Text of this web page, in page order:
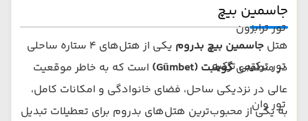
تور ترابزون
تور ترکیبی ترکیه
تور وان
جاسمین بیچ
هتل جاسمین بیچ بدروم
یکی از هتل‌های ۴ ستاره ساحلی
در منطقه‌یگومبت (Gümbet)
است که به خاطر موقعیت
عالی در نزدیکی ساحل، فضای خانوادگی و امکانات کامل،
به یکی از محبوب‌ترین هتل‌های بدروم برای تعطیلات تبدیل